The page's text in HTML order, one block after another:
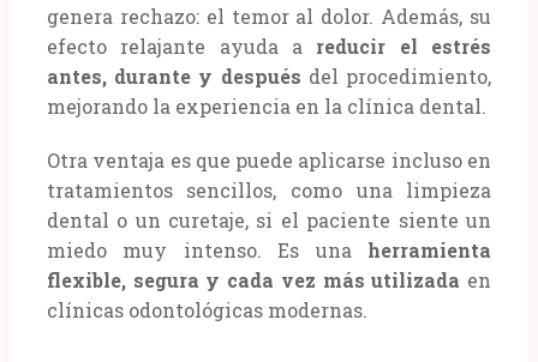
genera rechazo: el temor al dolor. Además, su
efecto relajante ayuda a reducir el estrés
antes, durante y después del procedimiento,
mejorando la experiencia en la clínica dental.
Otra ventaja es que puede aplicarse incluso en
tratamientos sencillos, como una limpieza
dental o un curetaje, si el paciente siente un
miedo muy intenso. Es una herramienta
flexible, segura y cada vez más utilizada en
clínicas odontológicas modernas.